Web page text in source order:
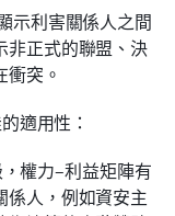
示利害關係人之間
非正式的聯盟、決
突。
適用性：
權力–利益矩陣有
係人，例如資安主